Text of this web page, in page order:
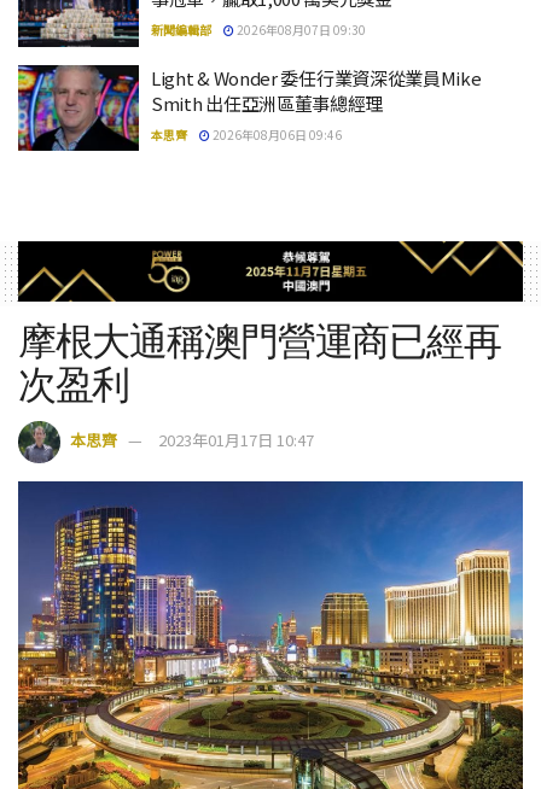
新聞編輯部 2026年08月07日 09:30
Light & Wonder 委任行業資深從業員Mike
Smith 出任亞洲區董事總經理
本思齊 2026年08月06日 09:46
摩根大通稱澳門營運商已經再
次盈利
本思齊 2023年01月17日 10:47